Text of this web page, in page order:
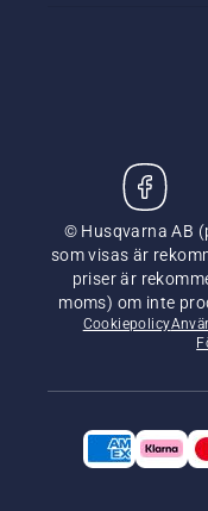
© Husqvarna AB
som visas är
priser är
moms) om inte
Cookiepolicy